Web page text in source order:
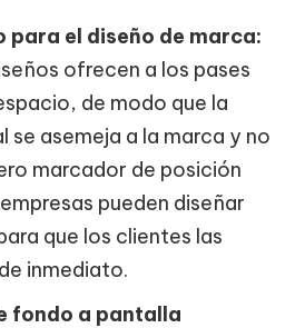
para el diseño de marca:
ofrecen a los pases
de modo que la
se asemeja a la marca y no
marcador de posición
pueden diseñar
que los clientes las
inmediato.
fondo a pantalla